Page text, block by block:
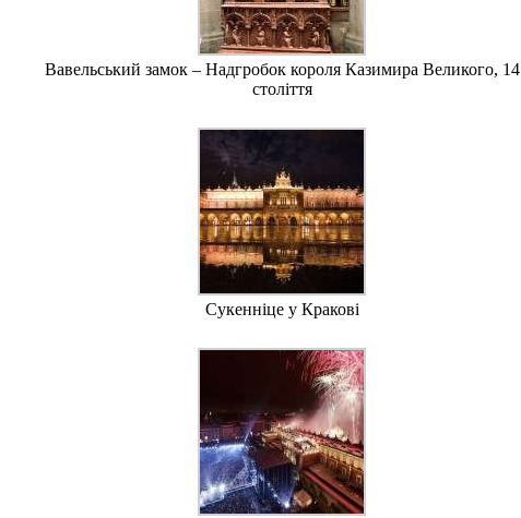
Вавельський замок – Надгробок короля Казимира Великого, 14
століття
Сукенніце у Кракові